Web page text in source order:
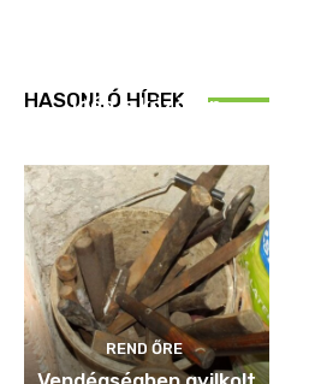
HASONLÓ HÍREK
Idén is közösen
REND ŐRE